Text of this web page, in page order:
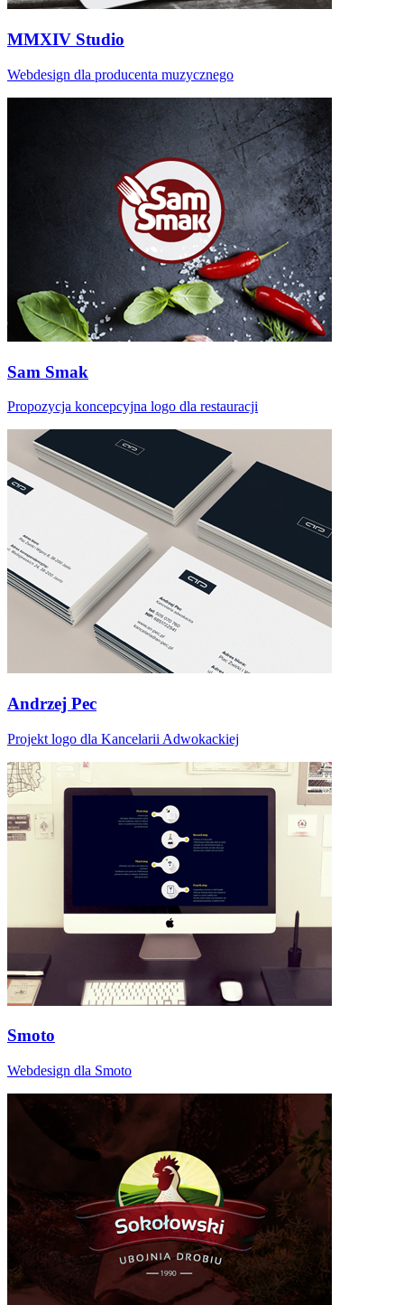
MMXIV Studio
Webdesign dla producenta muzycznego
Sam Smak
Propozycja koncepcyjna logo dla restauracji
Andrzej Pec
Projekt logo dla Kancelarii Adwokackiej
Smoto
Webdesign dla Smoto